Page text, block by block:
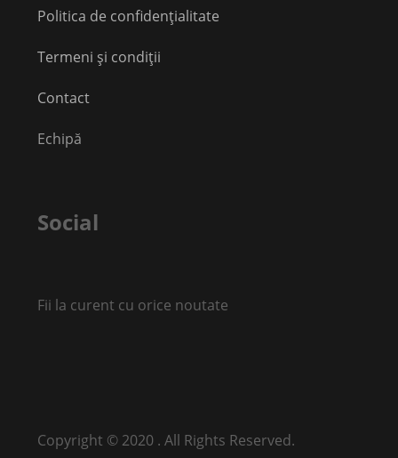
Politica de confidențialitate
Termeni și condiții
Contact
Echipă
Social
Fii la curent cu orice noutate
Copyright © 2020 . All Rights Reserved.